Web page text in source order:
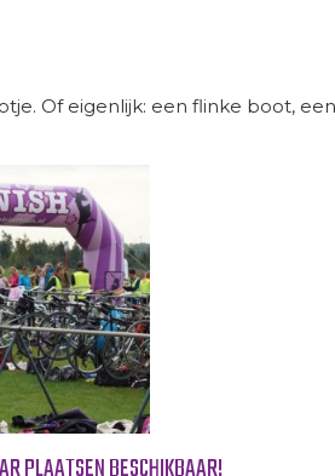
Of eigenlijk: een flinke boot,